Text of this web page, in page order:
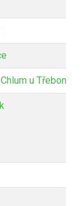
u Třeboně